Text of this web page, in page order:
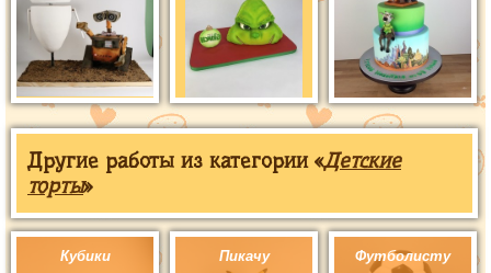
Другие работы из категории «Детские
торты»
Кубики Пикачу Футболисту